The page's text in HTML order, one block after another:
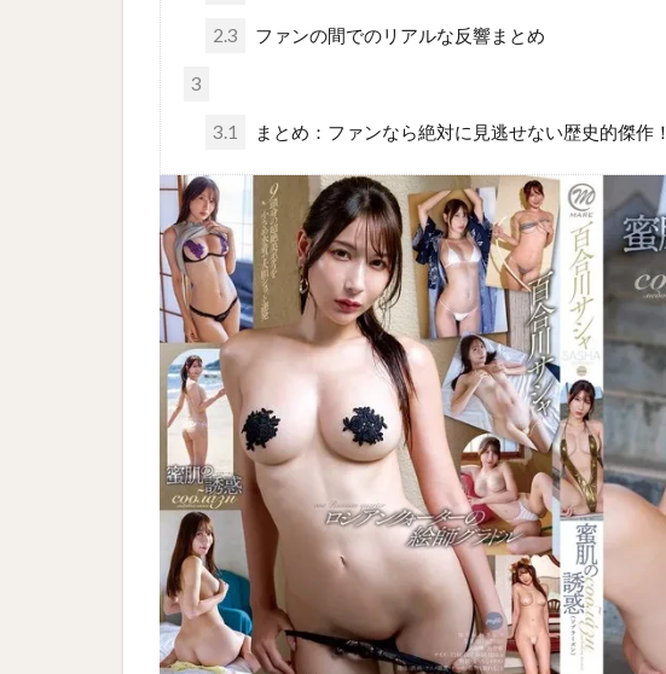
2.3 ファンの間でのリアルな反響まとめ
3
3.1 まとめ：ファンなら絶対に見逃せない歴史的傑作！